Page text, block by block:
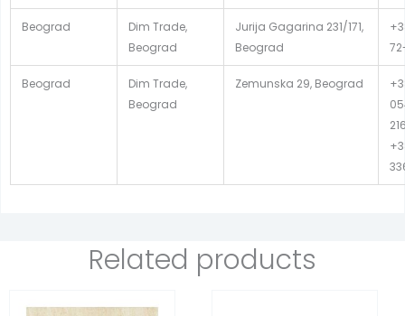
Beograd
Dim Trade,
Beograd
Jurija Gagarina 231/171,
Beograd
Beograd
Dim Trade,
Beograd
Zemunska 29, Beograd
Related products